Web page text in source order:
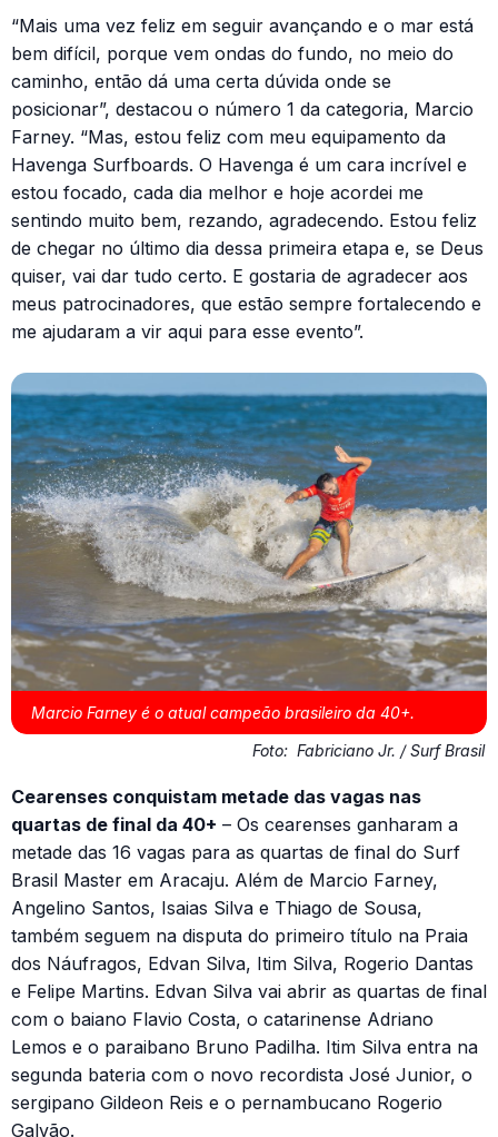
“Mais uma vez feliz em seguir avançando e o mar está
bem difícil, porque vem ondas do fundo, no meio do
caminho, então dá uma certa dúvida onde se
posicionar”, destacou o número 1 da categoria, Marcio
Farney. “Mas, estou feliz com meu equipamento da
Havenga Surfboards. O Havenga é um cara incrível e
estou focado, cada dia melhor e hoje acordei me
sentindo muito bem, rezando, agradecendo. Estou feliz
de chegar no último dia dessa primeira etapa e, se Deus
quiser, vai dar tudo certo. E gostaria de agradecer aos
meus patrocinadores, que estão sempre fortalecendo e
me ajudaram a vir aqui para esse evento”.
Marcio Farney é o atual campeão brasileiro da 40+.
Foto: Fabriciano Jr. / Surf Brasil
Cearenses conquistam metade das vagas nas
quartas de final da 40+ – Os cearenses ganharam a
metade das 16 vagas para as quartas de final do Surf
Brasil Master em Aracaju. Além de Marcio Farney,
Angelino Santos, Isaias Silva e Thiago de Sousa,
também seguem na disputa do primeiro título na Praia
dos Náufragos, Edvan Silva, Itim Silva, Rogerio Dantas
e Felipe Martins. Edvan Silva vai abrir as quartas de final
com o baiano Flavio Costa, o catarinense Adriano
Lemos e o paraibano Bruno Padilha. Itim Silva entra na
segunda bateria com o novo recordista José Junior, o
sergipano Gildeon Reis e o pernambucano Rogerio
Galvão.